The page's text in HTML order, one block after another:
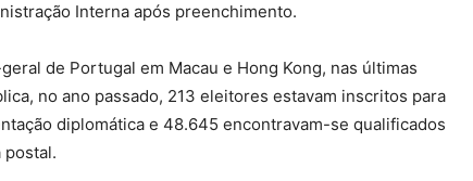
Interna após preenchimento.
de Portugal em Macau e Hong Kong, nas últimas
no ano passado, 213 eleitores estavam inscritos para
diplomática e 48.645 encontravam-se qualificados
postal.